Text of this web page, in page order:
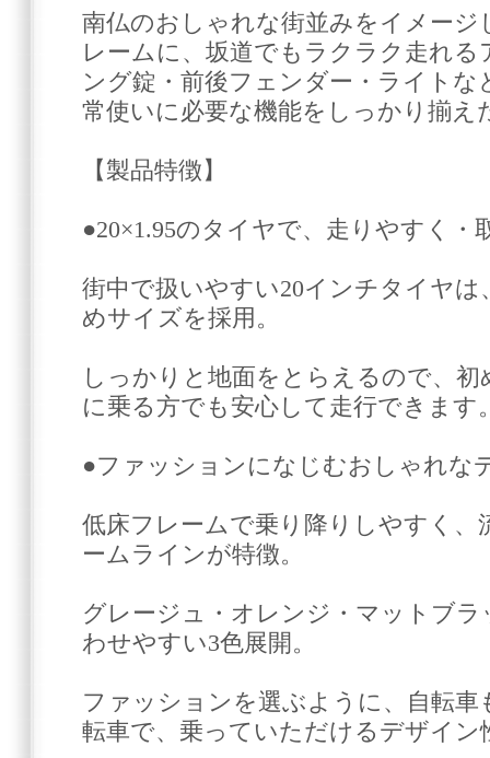
南仏のおしゃれな街並みをイメー
レームに、坂道でもラクラク走れ
ング錠・前後フェンダー・ライトな
常使いに必要な機能をしっかり揃え
【製品特徴】
●20×1.95のタイヤで、走りやすく・
街中で扱いやすい20インチタイヤは
めサイズを採用。
しっかりと地面をとらえるので、
に乗る方でも安心して走行できます
●ファッションになじむおしゃれな
低床フレームで乗り降りしやすく、
ームラインが特徴。
グレージュ・オレンジ・マットブ
わせやすい3色展開。
ファッションを選ぶように、自転
転車で、乗っていただけるデザイン